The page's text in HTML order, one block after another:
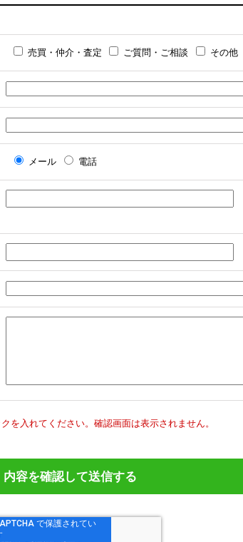
売買・仲介・査定 ご質問・ご相談 その他
メール 電話
を入れてください。 確認画面は表示されません。